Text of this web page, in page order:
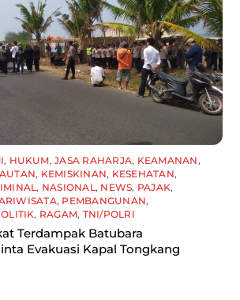
, HUKUM,JASA RAHARJA, KEAMANAN,
, KEMISKINAN, KESEHATAN,
, NASIONAL, NEWS, PAJAK,
, PEMBANGUNAN,
, RAGAM, TNI/POLRI
Terdampak Batubara
Evakuasi Kapal Tongkang